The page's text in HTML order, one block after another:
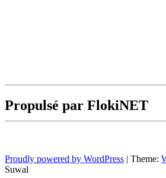
Propulsé par FlokiNET
Proudly powered by WordPress | Theme:
Suwal